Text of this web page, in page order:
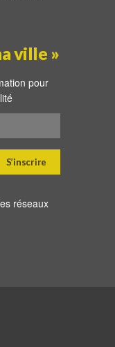
ville »
pour
S’inscrire
réseaux